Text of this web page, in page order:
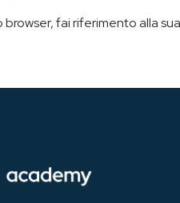
browser, fai riferimento alla